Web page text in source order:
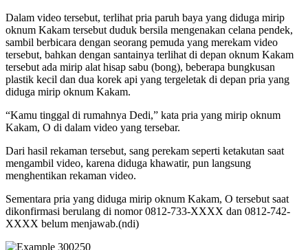
Dalam video tersebut, terlihat pria paruh baya yang diduga mirip
oknum Kakam tersebut duduk bersila mengenakan celana pendek,
sambil berbicara dengan seorang pemuda yang merekam video
tersebut, bahkan dengan santainya terlihat di depan oknum Kakam
tersebut ada mirip alat hisap sabu (bong), beberapa bungkusan
plastik kecil dan dua korek api yang tergeletak di depan pria yang
diduga mirip oknum Kakam.
“Kamu tinggal di rumahnya Dedi,” kata pria yang mirip oknum
Kakam, O di dalam video yang tersebar.
Dari hasil rekaman tersebut, sang perekam seperti ketakutan saat
mengambil video, karena diduga khawatir, pun langsung
menghentikan rekaman video.
Sementara pria yang diduga mirip oknum Kakam, O tersebut saat
dikonfirmasi berulang di nomor 0812-733-XXXX dan 0812-742-
XXXX belum menjawab.(ndi)